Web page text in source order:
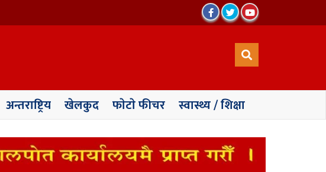
अन्तराष्ट्रिय खेलकुद फाेटाे फीचर स्वास्थ्य / शिक्षा